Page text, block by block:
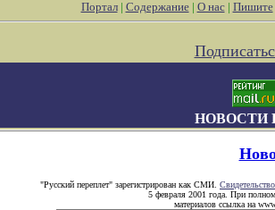
Портал| Содержание| О нас| Пишите
НОВОСТИ
"Русский переплет" зарегистрирован как СМИ. Свидетельство
5 февраля 2001 года. При
материалов ссылка на